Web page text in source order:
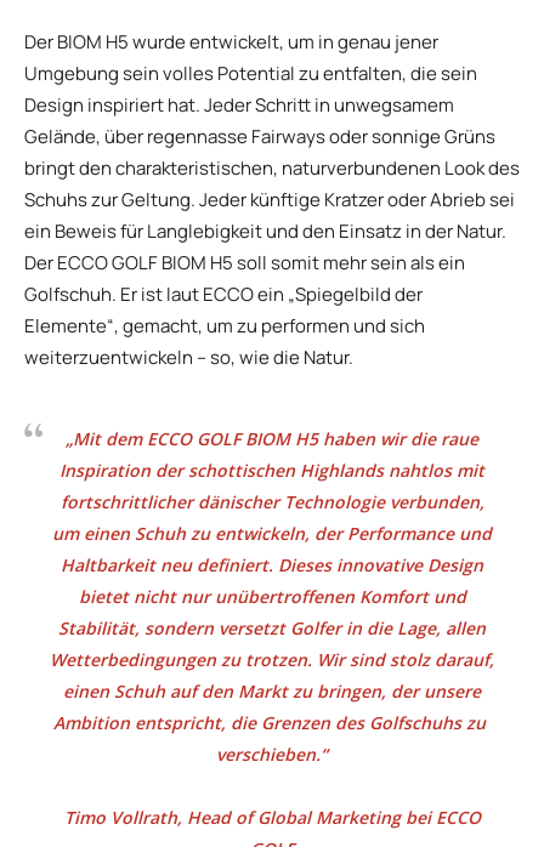
Der BIOM H5 wurde entwickelt, um in genau jener
Umgebung sein volles Potential zu entfalten, die sein
Design inspiriert hat. Jeder Schritt in unwegsamem
Gelände, über regennasse Fairways oder sonnige Grüns
bringt den charakteristischen, naturverbundenen Look des
Schuhs zur Geltung. Jeder künftige Kratzer oder Abrieb sei
ein Beweis für Langlebigkeit und den Einsatz in der Natur.
Der ECCO GOLF BIOM H5 soll somit mehr sein als ein
Golfschuh. Er ist laut ECCO ein „Spiegelbild der
Elemente“, gemacht, um zu performen und sich
weiterzuentwickeln – so, wie die Natur.
„Mit dem ECCO GOLF BIOM H5 haben wir die raue
Inspiration der schottischen Highlands nahtlos mit
fortschrittlicher dänischer Technologie verbunden,
um einen Schuh zu entwickeln, der Performance und
Haltbarkeit neu definiert. Dieses innovative Design
bietet nicht nur unübertroffenen Komfort und
Stabilität, sondern versetzt Golfer in die Lage, allen
Wetterbedingungen zu trotzen. Wir sind stolz darauf,
einen Schuh auf den Markt zu bringen, der unsere
Ambition entspricht, die Grenzen des Golfschuhs zu
verschieben.“
Timo Vollrath, Head of Global Marketing bei ECCO